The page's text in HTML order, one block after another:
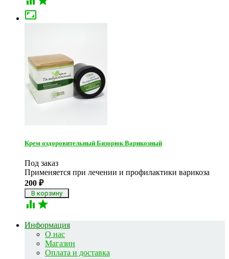

Крем оздоровительный Бизорюк Варикозный
Под заказ
Применяется при лечении и профилактики варикоза
200 ₽
 
Информация
О нас
Магазин
Оплата и доставка